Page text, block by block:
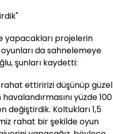
yapacakları projelerin
oyunları da sahnelemeye
şunları kaydetti:
ettiririzi düşünüp güzel
yüzde 100
Koltukları 1,5
rahat bir şekilde oyun